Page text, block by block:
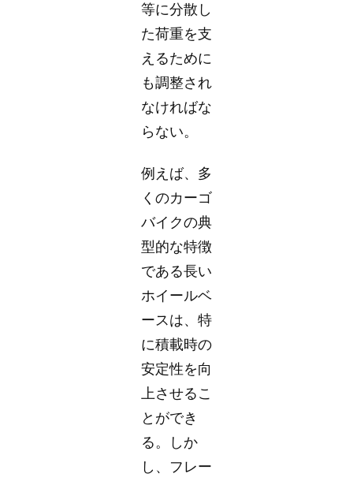
等に分散し
た荷重を支
えるために
も調整され
なければな
らない。
例えば、多
くのカーゴ
バイクの典
型的な特徴
である長い
ホイールベ
ースは、特
に積載時の
安定性を向
上させるこ
とができ
る。しか
し、フレー